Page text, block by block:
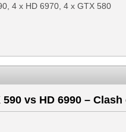
4 x HD 6970, 4 x GTX 580
590 vs HD 6990 –